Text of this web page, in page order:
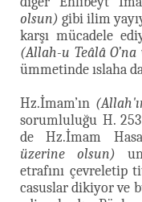
olsun) gibi ilim
karşı mücadele
(Allah-u Teâlâ
ümmetinde ıslaha
Hz.İmam’ın
sorumluluğu H.
de Hz.İmam
üzerine olsun)
etrafını çevreletip
casuslar dikiyor ve